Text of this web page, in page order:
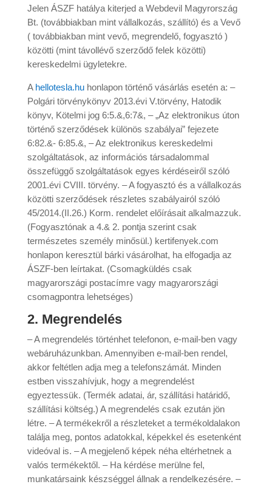
Jelen ÁSZF hatálya kiterjed a Webdevil Magyrország
Bt. (továbbiakban mint vállalkozás, szállító) és a Vevő
( továbbiakban mint vevő, megrendelő, fogyasztó )
közötti (mint távollévő szerződő felek közötti)
kereskedelmi ügyletekre.
A hellotesla.huhonlapon történő vásárlás esetén a: –
Polgári törvénykönyv 2013.évi V.törvény, Hatodik
könyv, Kötelmi jog 6:5.&,6:7&, – „Az elektronikus úton
történő szerződések különös szabályai” fejezete
6:82.&- 6:85.&, – Az elektronikus kereskedelmi
szolgáltatások, az információs társadalommal
összefüggő szolgáltatások egyes kérdéseiről szóló
2001.évi CVIII. törvény. – A fogyasztó és a vállalkozás
közötti szerződések részletes szabályairól szóló
45/2014.(II.26.) Korm. rendelet előírásait alkalmazzuk.
(Fogyasztónak a 4.& 2. pontja szerint csak
természetes személy minősül.) kertifenyek.com
honlapon keresztül bárki vásárolhat, ha elfogadja az
ÁSZF-ben leírtakat. (Csomagküldés csak
magyarországi postacímre vagy magyarországi
csomagpontra lehetséges)
2. Megrendelés
– A megrendelés történhet telefonon, e-mail-ben vagy
webáruházunkban. Amennyiben e-mail-ben rendel,
akkor feltétlen adja meg a telefonszámát. Minden
estben visszahívjuk, hogy a megrendelést
egyeztessük. (Termék adatai, ár, szállítási határidő,
szállítási költség.) A megrendelés csak ezután jön
létre. – A termékekről a részleteket a termékoldalakon
találja meg, pontos adatokkal, képekkel és esetenként
videóval is. – A megjelenő képek néha eltérhetnek a
valós termékektől. – Ha kérdése merülne fel,
munkatársaink készséggel állnak a rendelkezésére. –